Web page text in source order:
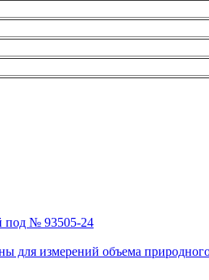
под № 93505-24
для измерений объема